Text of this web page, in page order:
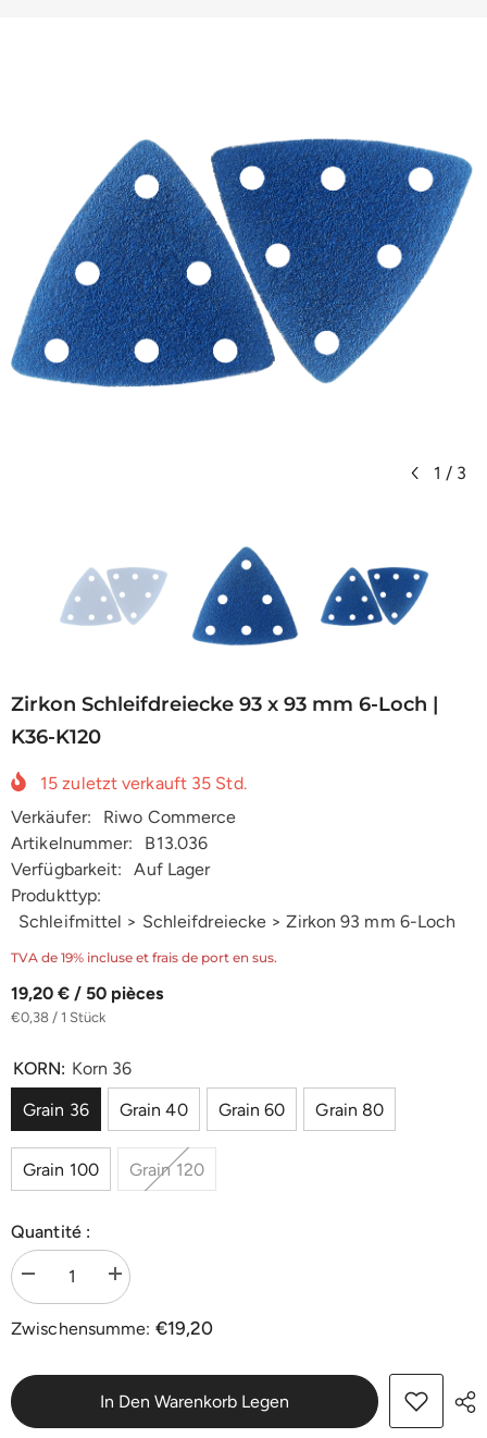
1 / 3
Zirkon Schleifdreiecke 93 x 93 mm 6-Loch |
K36-K120
15 zuletzt verkauft 35 Std.
Verkäufer:
Riwo Commerce
Artikelnummer:
B13.036
Verfügbarkeit:
Auf Lager
Produkttyp:
Schleifmittel > Schleifdreiecke > Zirkon 93 mm 6-Loch
TVA de 19% incluse et frais de port en sus.
19,20 € / 50 pièces
€0,38 / 1 Stück
KORN: Korn 36
Grain 36
Grain 40 Grain 60 Grain 80
Grain 100 Grain 120
Quantité :
verringern
Zirkon
x
6-
Menge
erhöhen
Zirkon
x
93
mm
6-
Zwischensumme: €19,20
In Den Warenkorb Legen